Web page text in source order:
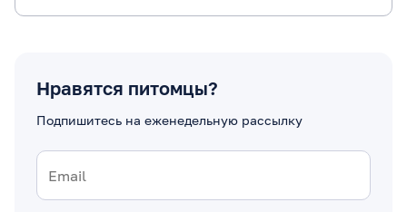
Нравятся питомцы?
Подпишитесь на еженедельную рассылку